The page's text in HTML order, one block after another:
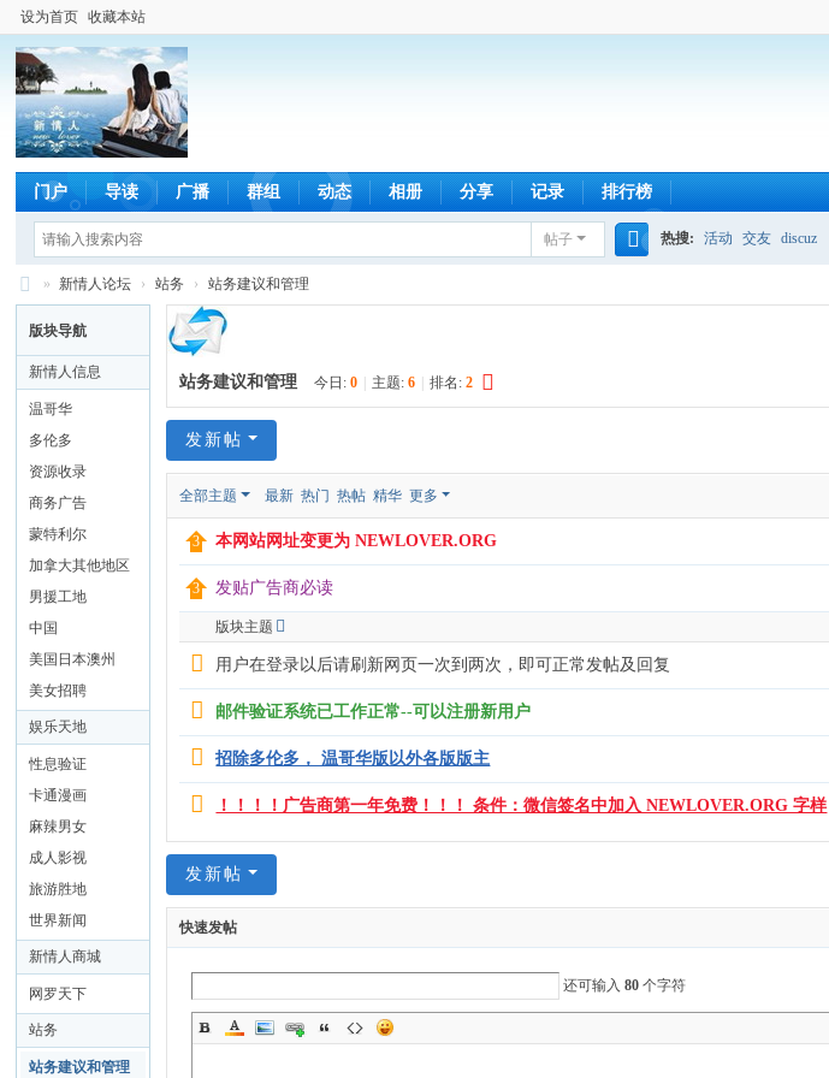
设为首页 收藏本站
门户 导读 广播 群组 动态 相册 分享 记录 排行榜
帖子
索
热搜: 活动 交友 discuz
新
情
人
» 新情人论坛 › 站务 › 站务建议和管理
版块导航
新情人信息
温哥华
多伦多
资源收录
商务广告
蒙特利尔
加拿大其他地区
男援工地
中国
美国日本澳州
美女招聘
娱乐天地
性息验证
卡通漫画
麻辣男女
成人影视
旅游胜地
世界新闻
新情人商城
网罗天下
站务
站务建议和管理
站务建议和管理 今日:0 主题:6 排名:2
发新帖
全部主题 最新 热门 热帖 精华 更多
本网站网址变更为 NEWLOVER.ORG
发贴广告商必读
版块主题
用户在登录以后请刷新网页一次到两次，即可正常发帖及回复
邮件验证系统已工作正常--可以注册新用户
招除多伦多， 温哥华版以外各版版主
！！！！广告商第一年免费！！！ 条件：微信签名中加入 NEWLOVER.ORG 字样
发新帖
快速发帖
还可输入80 个字符